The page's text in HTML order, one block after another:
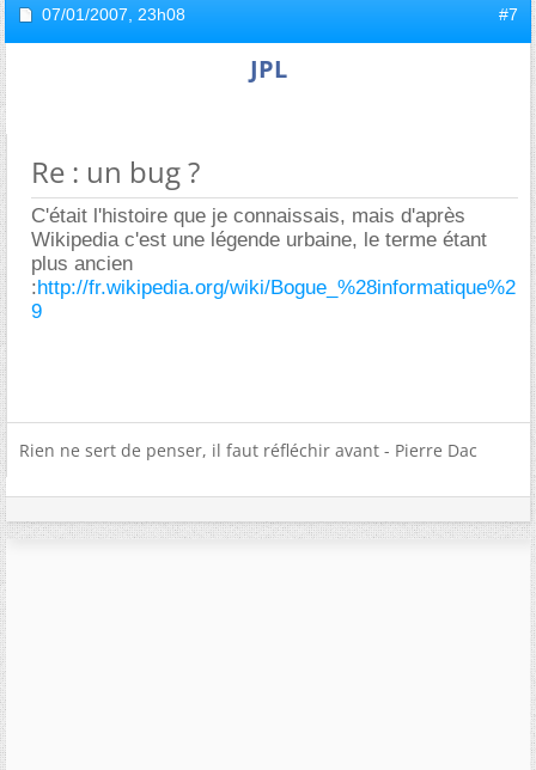
07/01/2007, 23h08 #7
JPL
Re : un bug ?
C'était l'histoire que je connaissais, mais d'après
Wikipedia c'est une légende urbaine, le terme étant
plus ancien
:http://fr.wikipedia.org/wiki/Bogue_%28informatique%2
9
Rien ne sert de penser, il faut réfléchir avant - Pierre Dac